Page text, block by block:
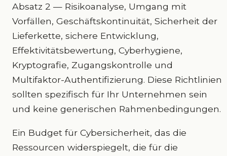
Absatz 2 — Risikoanalyse, Umgang mit
Vorfällen, Geschäftskontinuität, Sicherheit der
Lieferkette, sichere Entwicklung,
Effektivitätsbewertung, Cyberhygiene,
Kryptografie, Zugangskontrolle und
Multifaktor-Authentifizierung. Diese Richtlinien
sollten spezifisch für Ihr Unternehmen sein
und keine generischen Rahmenbedingungen.
Ein Budget für Cybersicherheit, das die
Ressourcen widerspiegelt, die für die